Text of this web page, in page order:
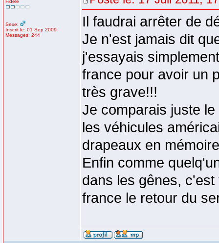
Fidèle
Sexe:
Inscrit le: 01 Sep 2009
Messages: 244
Il faudrai arrêter de
Je n'est jamais dit
j'essayais
france pour avoir un
très grave!!!
Je comparais juste
les véhicules
drapeaux en
Enfin comme
dans les gênes,
france le retour du